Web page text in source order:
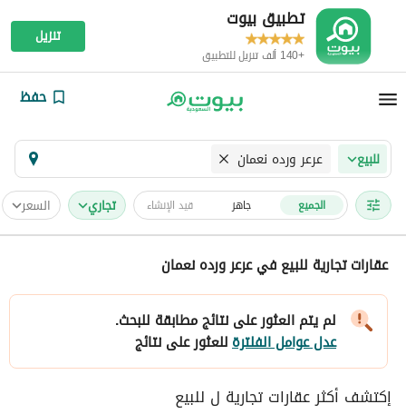
تطبيق بيوت
+140 ألف تنزيل للتطبيق
تنزيل
حفظ
للبيع عرعر ورده نعمان
الجميع جاهز قيد الإنشاء تجاري السعر
عقارات تجارية للبيع في عرعر ورده نعمان
لم يتم العثور على نتائج مطابقة للبحث.
عدل عوامل الفلترةللعثور على نتائج
إكتشف أكثر عقارات تجارية ل للبيع